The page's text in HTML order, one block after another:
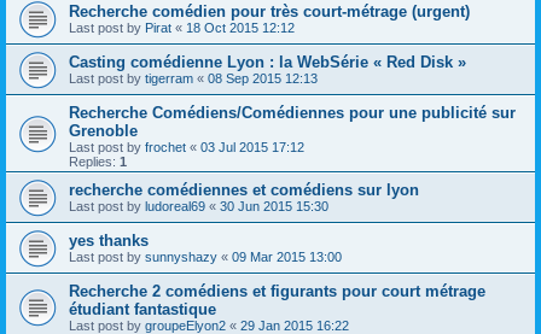
Recherche comédien pour très court-métrage (urgent)
Last post by Pirat « 18 Oct 2015 12:12
Casting comédienne Lyon : la WebSérie « Red Disk »
Last post by tigerram « 08 Sep 2015 12:13
Recherche Comédiens/Comédiennes pour une publicité sur
Grenoble
Last post by frochet « 03 Jul 2015 17:12
Replies: 1
recherche comédiennes et comédiens sur lyon
Last post by ludoreal69 « 30 Jun 2015 15:30
yes thanks
Last post by sunnyshazy « 09 Mar 2015 13:00
Recherche 2 comédiens et figurants pour court métrage
étudiant fantastique
Last post by groupeElyon2 « 29 Jan 2015 16:22